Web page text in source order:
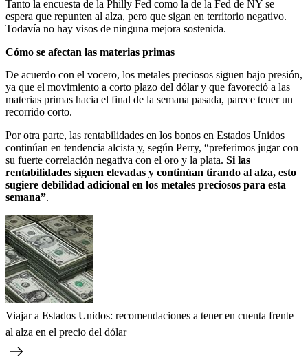
Tanto la encuesta de la Philly Fed como la de la Fed de NY se
espera que repunten al alza, pero que sigan en territorio negativo.
Todavía no hay visos de ninguna mejora sostenida.
Cómo se afectan las materias primas
De acuerdo con el vocero, los metales preciosos siguen bajo presión,
ya que el movimiento a corto plazo del dólar y que favoreció a las
materias primas hacia el final de la semana pasada, parece tener un
recorrido corto.
Por otra parte, las rentabilidades en los bonos en Estados Unidos
continúan en tendencia alcista y, según Perry, “preferimos jugar con
su fuerte correlación negativa con el oro y la plata. Si las
rentabilidades siguen elevadas y continúan tirando al alza, esto
sugiere debilidad adicional en los metales preciosos para esta
semana”.
Viajar a Estados Unidos: recomendaciones a tener en cuenta frente
al alza en el precio del dólar